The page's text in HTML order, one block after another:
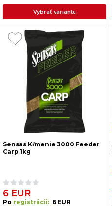
Vybrať variantu
Sensas Kŕmenie 3000 Feeder
Carp 1kg
6 EUR
Po registrácii: 6 EUR